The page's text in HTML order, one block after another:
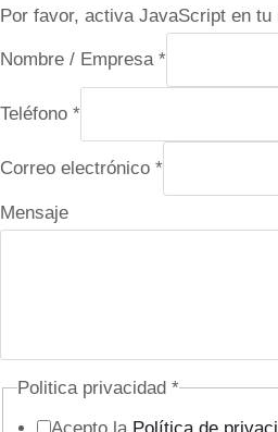
Por favor, activa JavaScript en
Nombre / Empresa *
P
l
i
t
Teléfono *
Correo electrónico *
Mensaje
Politica privacidad *
Acepto la Política de